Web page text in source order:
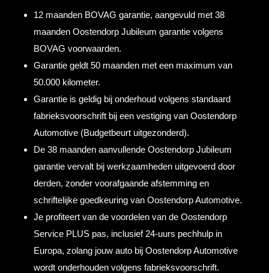
12 maanden BOVAG garantie, aangevuld met 38
maanden Oostendorp Jubileum garantie volgens
BOVAG voorwaarden.
Garantie geldt 50 maanden met een maximum van
50.000 kilometer.
Garantie is geldig bij onderhoud volgens standaard
fabrieksvoorschrift bij een vestiging van Oostendorp
Automotive (Budgetbeurt uitgezonderd).
De 38 maanden aanvullende Oostendorp Jubileum
garantie vervalt bij werkzaamheden uitgevoerd door
derden, zonder voorafgaande afstemming en
schriftelijke goedkeuring van Oostendorp Automotive.
Je profiteert van de voordelen van de Oostendorp
Service PLUS pas, inclusief 24-uurs pechhulp in
Europa, zolang jouw auto bij Oostendorp Automotive
wordt onderhouden volgens fabrieksvoorschrift.